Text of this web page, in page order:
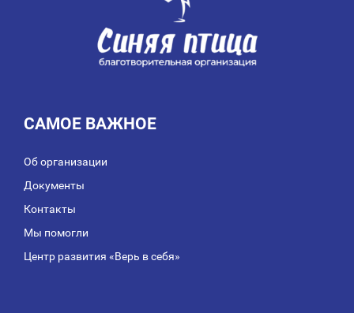
САМОЕ ВАЖНОЕ
Об организации
Документы
Контакты
Мы помогли
Центр развития «Верь в себя»